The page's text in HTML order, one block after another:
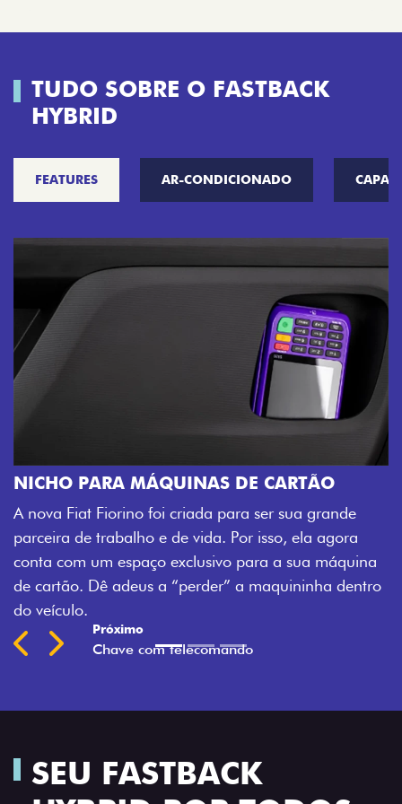
TUDO SOBRE O FASTBACK
HYBRID
FEATURES AR-CONDICIONADO
grande
agora
máquina
dentro
CHAVE COM TELECOMANDO
Agora, a chave da sua nova Fiorino pode
veículo também à distância, e não mais
fechadura. São detalhes como esse que
mais fluidez para o seu dia de trabalho.
SEU FASTBACK